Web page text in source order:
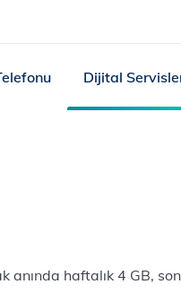
Dijital
anında haftalık 4 GB,